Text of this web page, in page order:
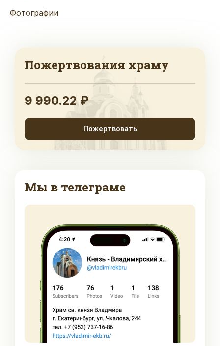
Фотографии
Пожертвования храму
9 990.22 ₽
Пожертвовать
Мы в телеграме